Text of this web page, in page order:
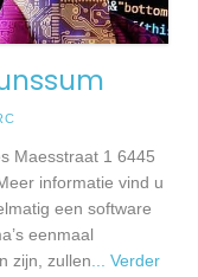
Maesstraat 1 6445
informatie vind u
een software
eenmaal
zijn, zullen... Verder